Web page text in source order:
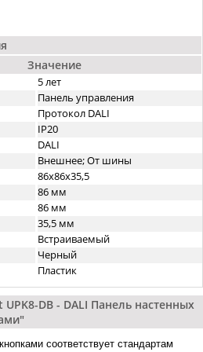
Значение
5 лет
Панель управления
Протокол DALI
IP20
DALI
Внешнее; От шины
86х86x35,5
86 мм
86 мм
35,5 мм
Встраиваемый
Черный
Пластик
DB - DALI Панель настенных
соответствует стандартам